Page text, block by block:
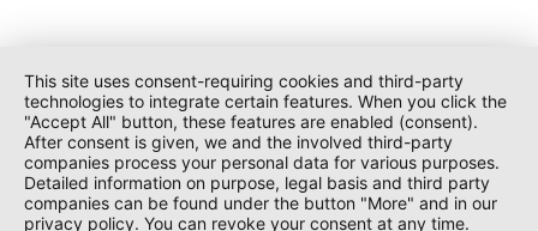
This site uses consent-requiring cookies and third-party
technologies to integrate certain features. When you click the
"Accept All" button, these features are enabled (consent).
After consent is given, we and the involved third-party
companies process your personal data for various purposes.
Detailed information on purpose, legal basis and third party
companies can be found under the button "More" and in our
privacy policy. You can revoke your consent at any time.